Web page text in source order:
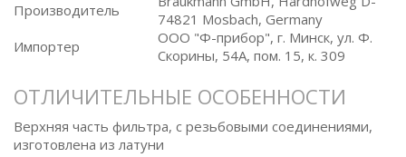
Производитель
74821 Mosbach, Germany
Импортер
ООО "Ф-прибор", г. Минск, ул. Ф.
Скорины, 54А, пом. 15, к. 309
ОТЛИЧИТЕЛЬНЫЕ ОСОБЕННОСТИ
Верхняя часть фильтра, с резьбовыми соединениями,
изготовлена из латуни